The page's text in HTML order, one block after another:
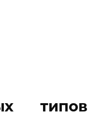
типов